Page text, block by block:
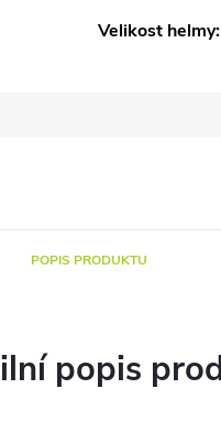
Velikost
POPIS PRODUKTU
popis